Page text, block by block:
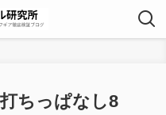
ちっぱなし8